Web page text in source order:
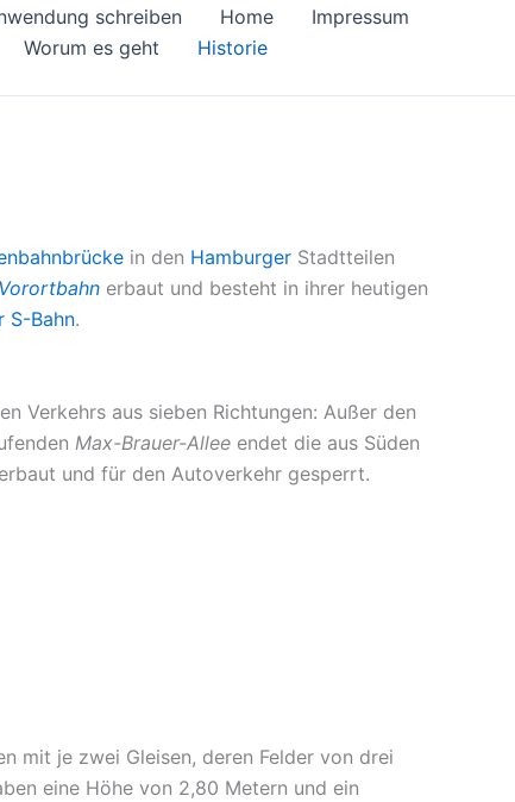
schreiben Home
Impressum
Worum es geht
Historie
in den Hamburger Stadtteilen
erbaut und besteht in ihrer heutigen
S-Bahn.
Verkehrs aus sieben Richtungen: Außer den
Max-Brauer-Allee endet die aus Süden
und für den Autoverkehr gesperrt.
mit je zwei Gleisen, deren Felder von drei
eine Höhe von 2,80 Metern und ein